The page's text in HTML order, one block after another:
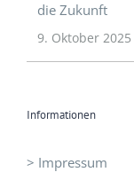
die Zukunft
9. Oktober 2025
Informationen
> Impressum